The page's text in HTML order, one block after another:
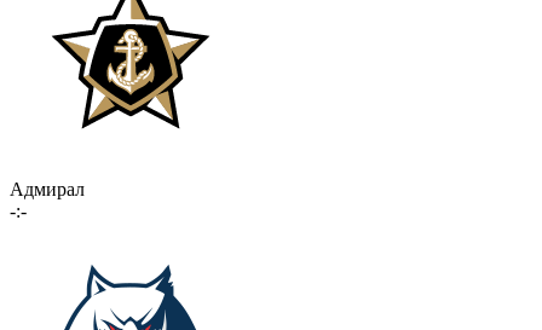
Адмирал
-:-